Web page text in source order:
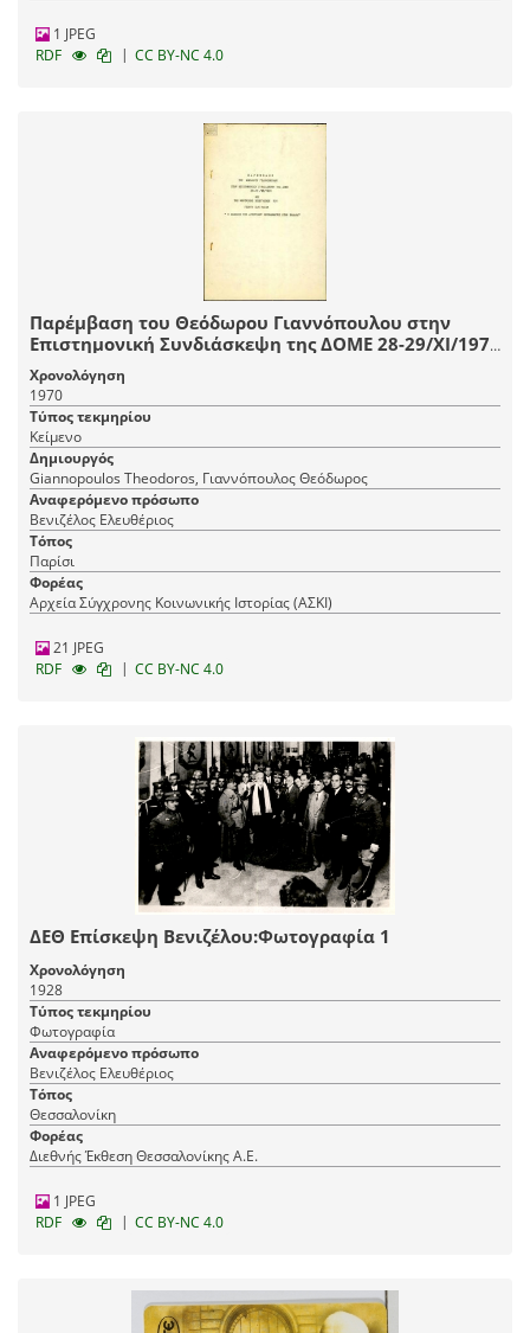
1 JPEG
RDF
| CC BY-NC 4.0
Παρέμβαση του Θεόδωρου Γιαννόπουλου στην
Επιστημονική Συνδιάσκεψη της ΔΟΜΕ 28-29/XI/1970
επί της Κεντρικής Εισηγήσεως του Γιώργη
Πανιτσίδη «Η εξέλιξη του αγροτικού προβλήματος
στην Ελλάδα»
Χρονολόγηση
1970
Τύπος τεκμηρίου
Κείμενο
Δημιουργός
Giannopoulos Theodoros, Γιαννόπουλος Θεόδωρος
Αναφερόμενο πρόσωπο
Βενιζέλος Ελευθέριος
Τόπος
Παρίσι
Φορέας
Αρχεία Σύγχρονης Κοινωνικής Ιστορίας (ΑΣΚΙ)
21 JPEG
RDF
| CC BY-NC 4.0
ΔΕΘ Επίσκεψη Βενιζέλου:Φωτογραφία 1
Χρονολόγηση
1928
Τύπος τεκμηρίου
Φωτογραφία
Αναφερόμενο πρόσωπο
Βενιζέλος Ελευθέριος
Τόπος
Θεσσαλονίκη
Φορέας
Διεθνής Έκθεση Θεσσαλονίκης Α.Ε.
1 JPEG
RDF
| CC BY-NC 4.0